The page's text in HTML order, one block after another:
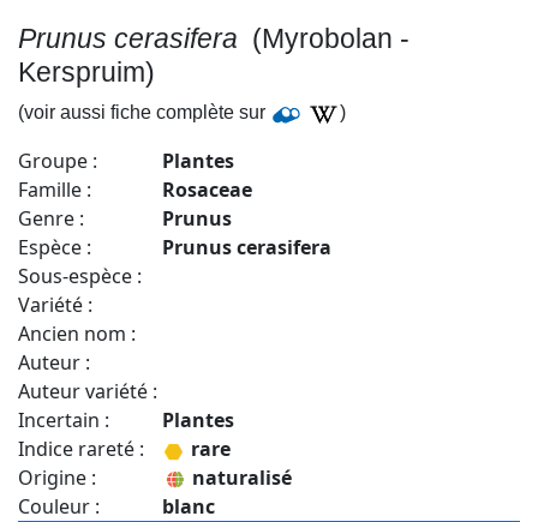
Prunus cerasifera (Myrobolan -
Kerspruim)
(voir aussi fiche complète sur )
Groupe :
Plantes
Famille :
Rosaceae
Genre :
Prunus
Espèce :
Prunus cerasifera
Sous-espèce :
Variété :
Ancien nom :
Auteur :
Auteur variété :
Incertain :
Plantes
Indice rareté :
rare
Origine :
naturalisé
Couleur :
blanc